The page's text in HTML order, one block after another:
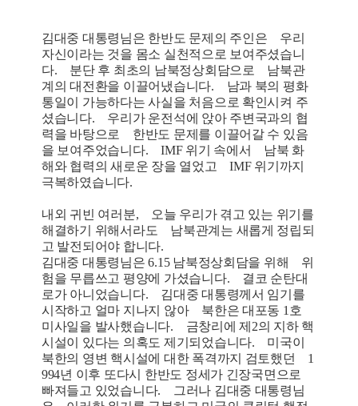
김대중 대통령님은 한반도 문제의 주인은 우리
자신이라는 것을 몸소 실천적으로 보여주셨습니
다. 분단 후 최초의 남북정상회담으로 남북관
계의 대전환을 이끌어냈습니다. 남과 북의 평화
통일이 가능하다는 사실을 처음으로 확인시켜 주
셨습니다. 우리가 운전석에 앉아 주변국과의 협
력을 바탕으로 한반도 문제를 이끌어갈 수 있음
을 보여주었습니다. IMF 위기 속에서 남북 화
해와 협력의 새로운 장을 열었고 IMF 위기까지
극복하였습니다.
내외 귀빈 여러분, 오늘 우리가 겪고 있는 위기를
해결하기 위해서라도 남북관계는 새롭게 정립되
고 발전되어야 합니다.
김대중 대통령님은 6.15 남북정상회담을 위해 위
험을 무릅쓰고 평양에 가셨습니다. 결코 순탄대
로가 아니었습니다. 김대중 대통령께서 임기를
시작하고 얼마 지나지 않아 북한은 대포동 1호
미사일을 발사했습니다. 금창리에 제2의 지하 핵
시설이 있다는 의혹도 제기되었습니다. 미국이
북한의 영변 핵시설에 대한 폭격까지 검토했던 1
994년 이후 또다시 한반도 정세가 긴장국면으로
빠져들고 있었습니다. 그러나 김대중 대통령님